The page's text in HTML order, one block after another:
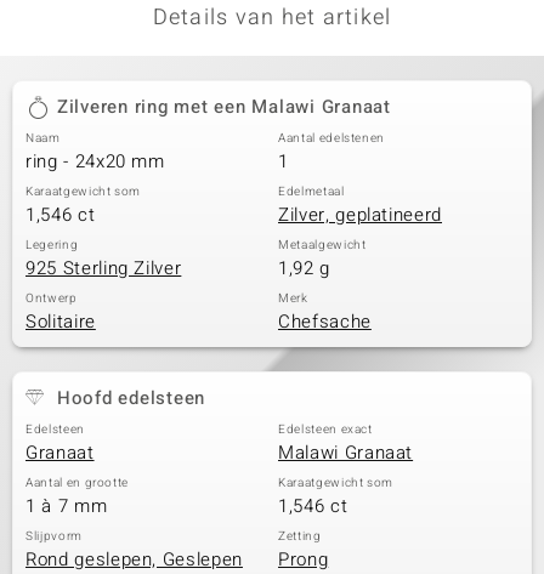
Details van het artikel
Zilveren ring met een Malawi Granaat
Naam
ring - 24x20 mm
Aantal edelstenen
1
Karaatgewicht som
1,546 ct
Edelmetaal
Zilver, geplatineerd
Legering
925 Sterling Zilver
Metaalgewicht
1,92 g
Ontwerp
Solitaire
Merk
Chefsache
Hoofd edelsteen
Edelsteen
Granaat
Edelsteen exact
Malawi Granaat
Aantal en grootte
1 à 7 mm
Karaatgewicht som
1,546 ct
Slijpvorm
Rond geslepen, Geslepen
Zetting
Prong